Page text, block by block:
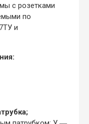
с розетками
по
и